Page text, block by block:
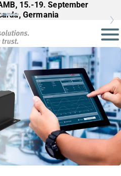
15.-19. September
Germania